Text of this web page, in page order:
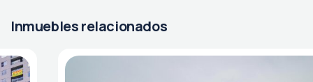
Inmuebles relacionados